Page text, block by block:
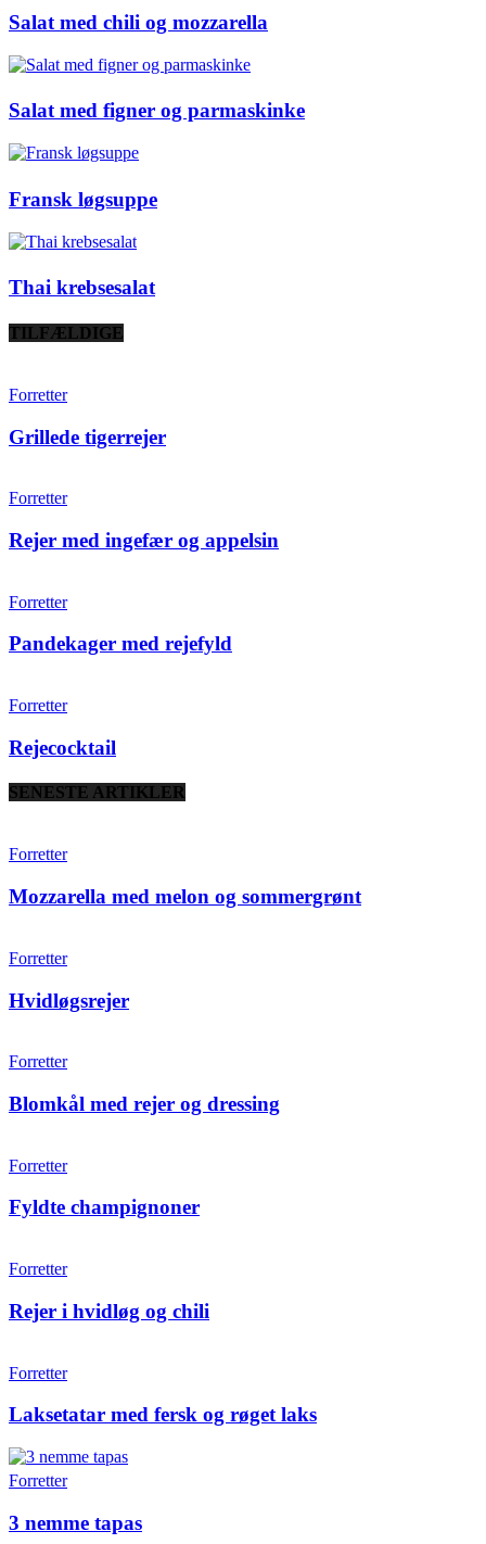
Salat med chili og mozzarella
Salat med figner og parmaskinke
Fransk løgsuppe
Thai krebsesalat
TILFÆLDIGE
Forretter
Grillede tigerrejer
Forretter
Rejer med ingefær og appelsin
Forretter
Pandekager med rejefyld
Forretter
Rejecocktail
SENESTE ARTIKLER
Forretter
Mozzarella med melon og sommergrønt
Forretter
Hvidløgsrejer
Forretter
Blomkål med rejer og dressing
Forretter
Fyldte champignoner
Forretter
Rejer i hvidløg og chili
Forretter
Laksetatar med fersk og røget laks
Forretter
3 nemme tapas